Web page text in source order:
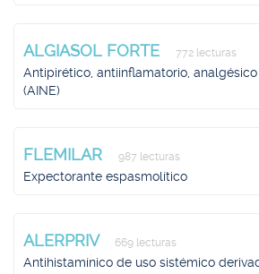
ALGIASOL FORTE 772 lecturas
Antipirético, antiinflamatorio,
(AINE)
FLEMILAR 987 lecturas
Expectorante espasmolítico
ALERPRIV 669 lecturas
Antihistamínico de uso sistémico